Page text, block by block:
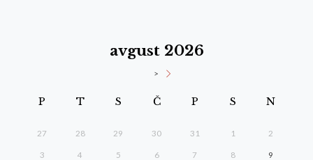
avgust 2026
>
P T S Č P S N
27 28 29 30 31 1 2
3 4 5 6 7 8 9